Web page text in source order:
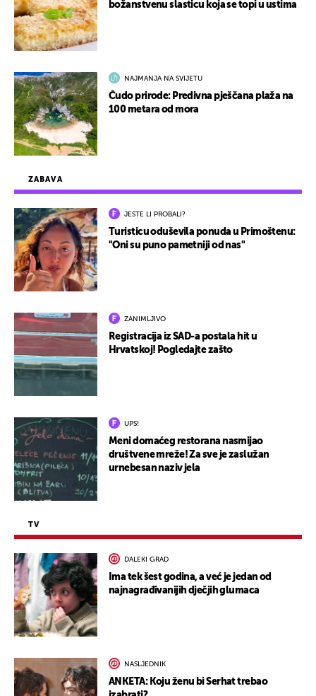
ZABAVA
JESTE LI PROBALI?
Turisticu oduševila ponuda u Primoštenu:
"Oni su puno pametniji od nas"
ZANIMLJIVO
Registracija iz SAD-a postala hit u
Hrvatskoj! Pogledajte zašto
UPS!
Meni domaćeg restorana nasmijao
društvene mreže! Za sve je zaslužan
urnebesan naziv jela
TV
DALEKI GRAD
Ima tek šest godina, a već je jedan od
najnagrađivanijih dječjih glumaca
NASLJEDNIK
ANKETA: Koju ženu bi Serhat trebao
božanstvenu slasticu koja se topi u ustima
NAJMANJA NA SVIJETU
Čudo prirode: Predivna pješčana plaža na
100 metara od mora